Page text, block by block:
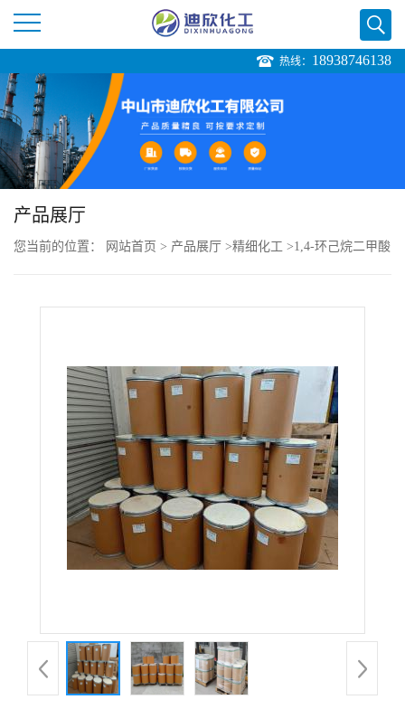
司
首
页
公
热线： 18938746138
产品展厅
您当前的位置： 网站首页 > 产品展厅 >精细化工 >1,4-环己烷二甲酸